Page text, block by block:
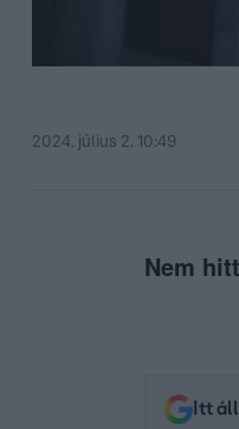
2024. július 2. 10:49
Nem
Itt